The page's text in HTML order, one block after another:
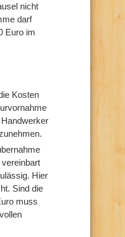
nicht
darf
Euro im
Kosten
Hier
Sind die
muss